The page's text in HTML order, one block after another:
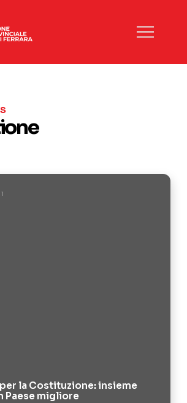
per la Costituzione: insieme
Paese migliore